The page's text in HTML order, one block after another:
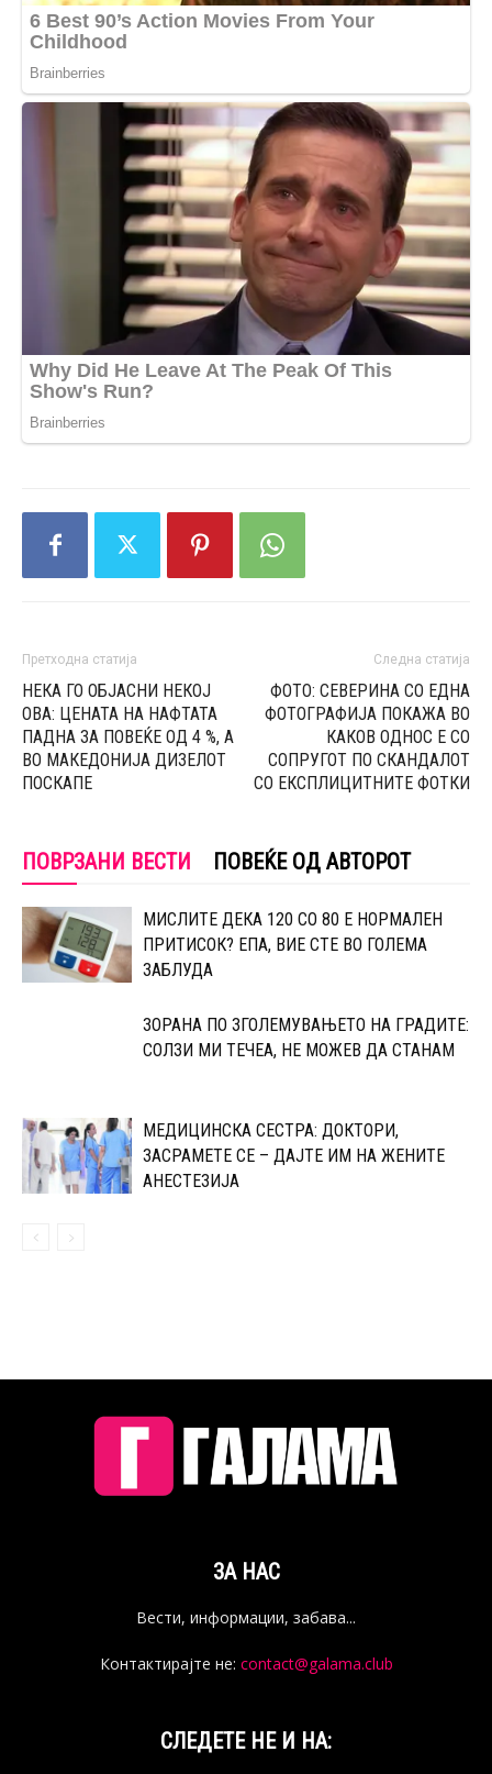
Претходна статија
НЕКА ГО ОБЈАСНИ НЕКОЈ
ОВА: ЦЕНАТА НА НАФТАТА
ПАДНА ЗА ПОВЕЌЕ ОД 4 %, А
ВО МАКЕДОНИЈА ДИЗЕЛОТ
ПОСКАПЕ
Следна статија
ФОТО: СЕВЕРИНА СО ЕДНА
ФОТОГРАФИЈА ПОКАЖА ВО
КАКОВ ОДНОС Е СО
СОПРУГОТ ПО СКАНДАЛОТ
СО ЕКСПЛИЦИТНИТЕ ФОТКИ
ПОВРЗАНИ ВЕСТИ ПОВЕЌЕ ОД АВТОРОТ
МИСЛИТЕ ДЕКА 120 СО 80 Е НОРМАЛЕН
ПРИТИСОК? ЕПА, ВИЕ СТЕ ВО ГОЛЕМА
ЗАБЛУДА
ЗОРАНА ПО ЗГОЛЕМУВАЊЕТО НА ГРАДИТЕ:
СОЛЗИ МИ ТЕЧЕА, НЕ МОЖЕВ ДА СТАНАМ
МЕДИЦИНСКА СЕСТРА: ДОКТОРИ,
ЗАСРАМЕТЕ СЕ – ДАЈТЕ ИМ НА ЖЕНИТЕ
АНЕСТЕЗИЈА
ЗА НАС
Вести, информации, забава...
Контактирајте не: contact@galama.club
СЛЕДЕТЕ НЕ И НА: